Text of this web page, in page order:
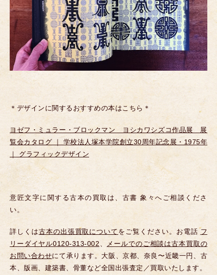
＊デザインに関するおすすめの本はこちら＊
ヨゼフ・ミュラー・ブロックマン ヨシカワシズコ作品展 展
覧会カタログ ｜ 学校法人塚本学院創立30周年記念展・1975年
｜ グラフィックデザイン
意匠文字に関する古本の買取は、古書 象々へご相談くださ
い。
詳しくは古本の出張買取についてをご覧ください。お電話フ
リーダイヤル0120-313-002、
メールでのご相談は古本買取の
お問い合わせにて承ります。大阪、京都、奈良〜近畿一円、古
本、版画、建築書、骨董など全国出張査定／買取いたします。